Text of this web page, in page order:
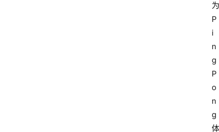
为
P
i
n
g
P
o
n
g
体